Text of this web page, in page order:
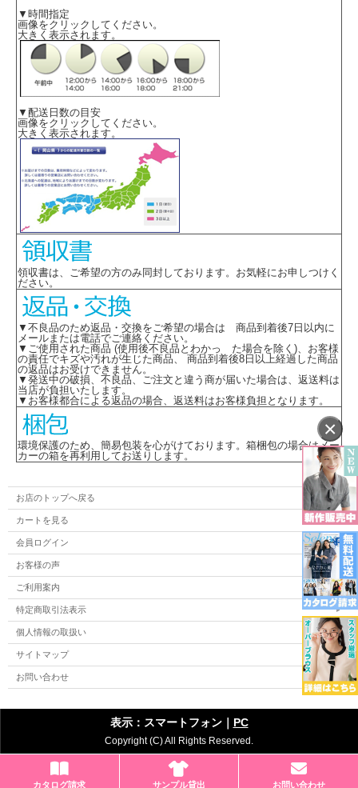
×
▼時間指定
画像をクリックしてください。
大きく表示されます。
▼配送日数の目安
画像をクリックしてください。
大きく表示されます。
領収書は、ご希望の方のみ同封しております。お気軽にお申しつけく
ださい。
▼不良品のため返品・交換をご希望の場合は 商品到着後7日以内に
メールまたは電話でご連絡ください。
▼ご使用された商品 (使用後不良品とわかっ た場合を除く)、お客様
の責任でキズや汚れが生じた商品、 商品到着後8日以上経過した商品
の返品はお受けできません。
▼発送中の破損、不良品、ご注文と違う商が届いた場合は、返送料は
当店が負担いたします。
▼お客様都合による返品の場合、返送料はお客様負担となります。
環境保護のため、簡易包装を心がけております。箱梱包の場合はメー
カーの箱を再利用してお送りします。
カタログ請求 サンプル貸出 お問い合わせ
お店のトップへ戻る
カートを見る
会員ログイン
お客様の声
ご利用案内
特定商取引法表示
個人情報の取扱い
サイトマップ
お問い合わせ
表示：スマートフォン｜ PC
Copyright (C) All Rights Reserved.